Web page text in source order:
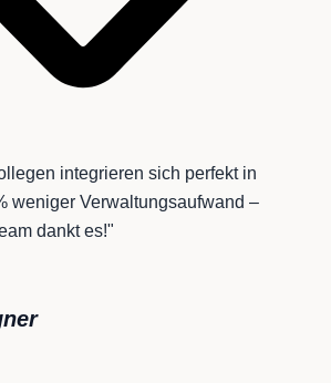
integrieren sich perfekt in
weniger Verwaltungsaufwand –
dankt es!"